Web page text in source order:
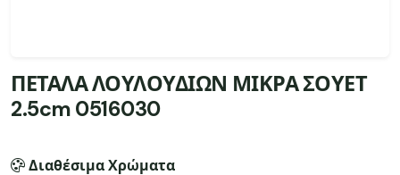
ΠΕΤΑΛΑ ΛΟΥΛΟΥΔΙΩΝ ΜΙΚΡΑ ΣΟΥΕΤ
2.5cm 0516030
Διαθέσιμα Χρώματα